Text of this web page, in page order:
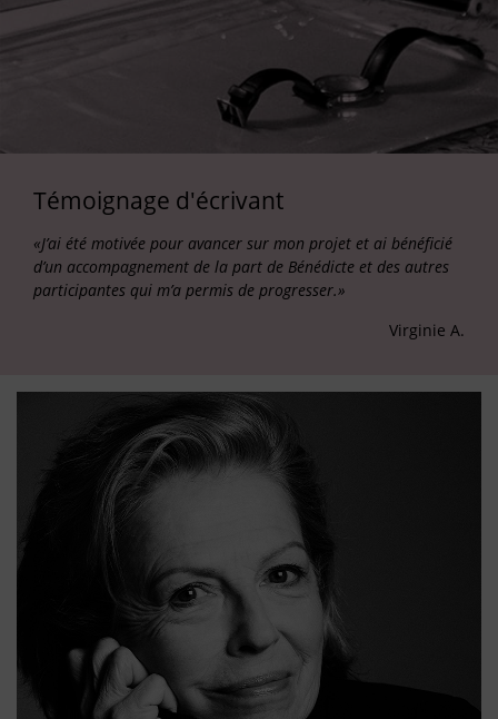
Témoignage d'écrivant
«J’ai été motivée pour avancer sur mon projet et ai bénéficié
d’un accompagnement de la part de Bénédicte et des autres
participantes qui m’a permis de progresser.»
Virginie A.